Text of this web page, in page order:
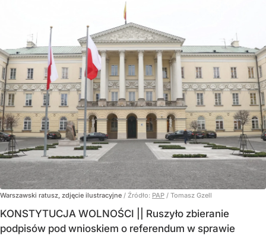
Warszawski ratusz, zdjęcie ilustracyjne / Źródło: PAP / Tomasz Gzell
KONSTYTUCJA WOLNOŚCI || Ruszyło zbieranie
podpisów pod wnioskiem o referendum w sprawie